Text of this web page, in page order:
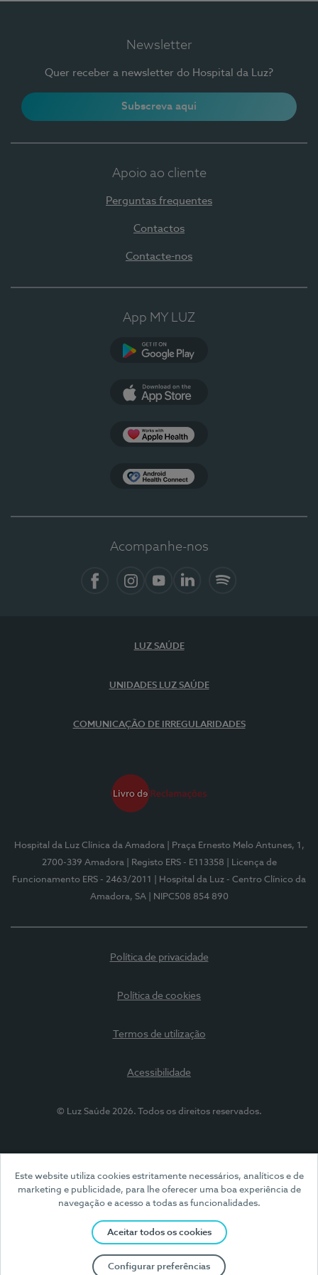
Este website utiliza cookies estritamente necessários, analíticos e de
marketing e publicidade, para lhe oferecer uma boa experiência de
navegação e acesso a todas as funcionalidades.
Aceitar todos os cookies
Configurar preferências
Newsletter
Quer receber a newsletter do Hospital da Luz?
Subscreva aqui
Apoio ao cliente
Perguntas frequentes
Contactos
Contacte-nos
App MY LUZ
Acompanhe-nos
LUZ SAÚDE
UNIDADES LUZ SAÚDE
COMUNICAÇÃO DE IRREGULARIDADES
Hospital da Luz Clínica da Amadora
| Praça Ernesto Melo Antunes, 1,
2700-339 Amadora
| Registo ERS - E113358
| Licença de
Funcionamento ERS - 2463/2011
| Hospital da Luz - Centro Clínico da
Amadora, SA
| NIPC508 854 890
Política de privacidade
Política de cookies
Termos de utilização
Acessibilidade
© Luz Saúde 2026. Todos os direitos reservados.